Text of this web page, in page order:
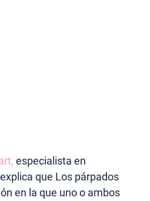
especialista en
que Los párpados
en la que uno o ambos